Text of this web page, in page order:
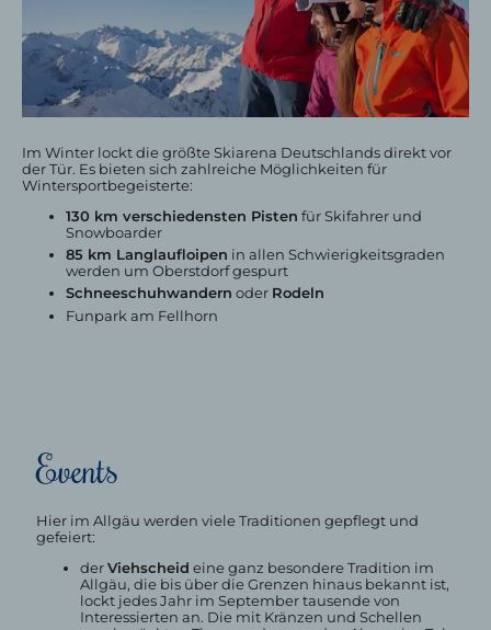
Im Winter lockt die größte Skiarena Deutschlands direkt vor
der Tür. Es bieten sich zahlreiche Möglichkeiten für
Wintersportbegeisterte:
130 km verschiedensten Pisten für Skifahrer und
Snowboarder
85 km Langlaufloipen in allen Schwierigkeitsgraden
werden um Oberstdorf gespurt
Schneeschuhwandern oder Rodeln
Funpark am Fellhorn
Events
Hier im Allgäu werden viele Traditionen gepflegt und
gefeiert:
derViehscheid eine ganz besondere Tradition im
Allgäu, die bis über die Grenzen hinaus bekannt ist,
lockt jedes Jahr im September tausende von
Interessierten an. Die mit Kränzen und Schellen